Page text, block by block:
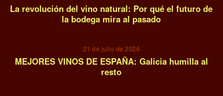
La revolución del vino natural: Por qué el futuro de
la bodega mira al pasado
21 de julio de 2026
MEJORES VINOS DE ESPAÑA: Galicia humilla al
resto